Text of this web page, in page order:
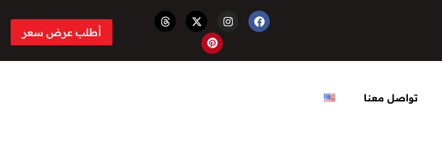
أطلب عرض سعر
تواصل معنا